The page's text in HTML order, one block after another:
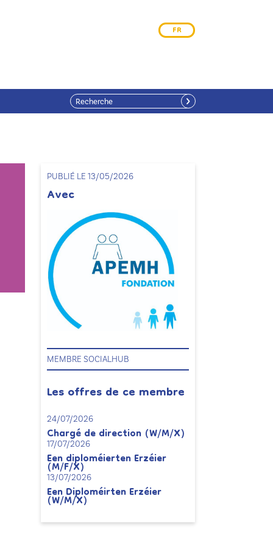
FR
PUBLIÉ LE 13/05/2026
Avec
MEMBRE SOCIALHUB
Les offres de ce membre
24/07/2026
Chargé de direction (W/M/X)
17/07/2026
Een diploméierten Erzéier
(M/F/X)
13/07/2026
Een Diploméirten Erzéier
(W/M/X)